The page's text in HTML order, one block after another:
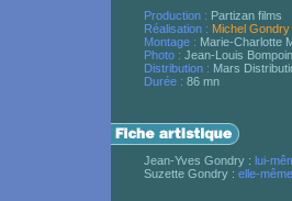
Production : Partizan films
Réalisation : Michel Gondry
Montage : Marie-Charlotte
Photo : Jean-Louis
Distribution : Mars
Durée : 86 mn
Jean-Yves Gondry : lui-
Suzette Gondry : elle-même